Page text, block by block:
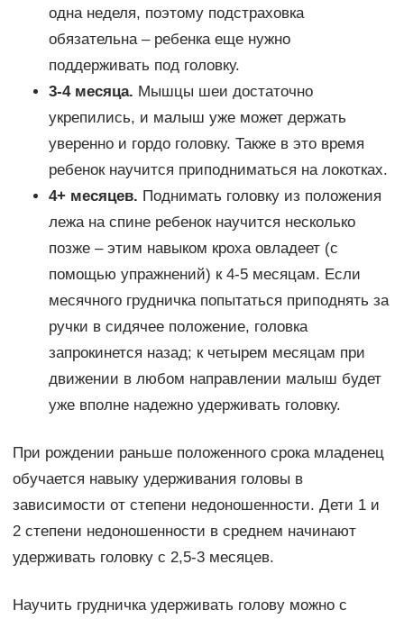
одна неделя, поэтому подстраховка
обязательна – ребенка еще нужно
поддерживать под головку.
3-4 месяца. Мышцы шеи достаточно
укрепились, и малыш уже может держать
уверенно и гордо головку. Также в это время
ребенок научится приподниматься на локотках.
4+ месяцев. Поднимать головку из положения
лежа на спине ребенок научится несколько
позже – этим навыком кроха овладеет (с
помощью упражнений) к 4-5 месяцам. Если
месячного грудничка попытаться приподнять за
ручки в сидячее положение, головка
запрокинется назад; к четырем месяцам при
движении в любом направлении малыш будет
уже вполне надежно удерживать головку.
При рождении раньше положенного срока младенец
обучается навыку удерживания головы в
зависимости от степени недоношенности. Дети 1 и
2 степени недоношенности в среднем начинают
удерживать головку с 2,5-3 месяцев.
Научить грудничка удерживать голову можно с